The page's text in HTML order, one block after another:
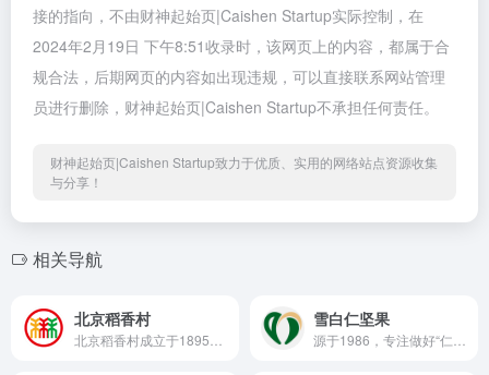
接的指向，不由财神起始页|Caishen Startup实际控制，在
2024年2月19日 下午8:51收录时，该网页上的内容，都属于合
规合法，后期网页的内容如出现违规，可以直接联系网站管理
员进行删除，财神起始页|Caishen Startup不承担任何责任。
财神起始页|Caishen Startup致力于优质、实用的网络站点资源收集
与分享！
相关导航
北京稻香村 雪白仁坚果